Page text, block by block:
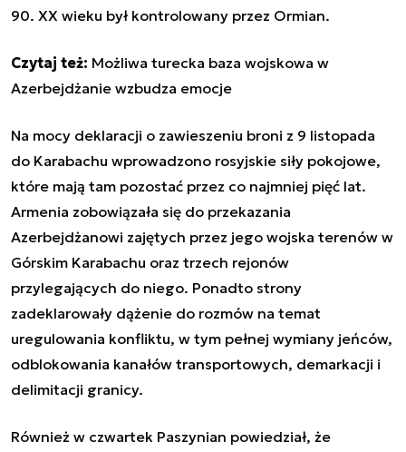
90. XX wieku był kontrolowany przez Ormian.
Czytaj też: Możliwa turecka baza wojskowa w
Azerbejdżanie wzbudza emocje
Na mocy deklaracji o zawieszeniu broni z 9 listopada
do Karabachu wprowadzono rosyjskie siły pokojowe,
które mają tam pozostać przez co najmniej pięć lat.
Armenia zobowiązała się do przekazania
Azerbejdżanowi zajętych przez jego wojska terenów w
Górskim Karabachu oraz trzech rejonów
przylegających do niego. Ponadto strony
zadeklarowały dążenie do rozmów na temat
uregulowania konfliktu, w tym pełnej wymiany jeńców,
odblokowania kanałów transportowych, demarkacji i
delimitacji granicy.
Również w czwartek Paszynian powiedział, że